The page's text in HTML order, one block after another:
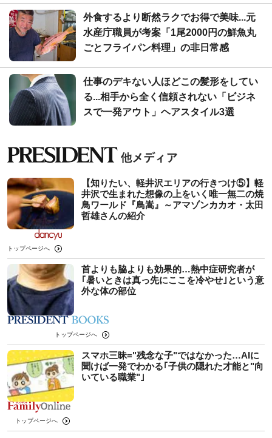
外食するより断然ラクでお得で美味...元
水産庁職員が考案「1尾2000円の鮮魚丸
ごとフライパン料理」の非日常感
仕事のデキない人ほどこの髪形をしてい
る...相手から全く信頼されない「ビジネ
スで一発アウト」ヘアスタイル3選
【知りたい、軽井沢エリアの行きつけ⑤】軽
井沢で生まれた想像の上をいく唯一無二の焼
鳥ワールド『鳥嵩』～アマゾンカカオ・太田
哲雄さんの紹介
トップページへ
首よりも脇よりも効果的…熱中症研究者が
｢暑いときは真っ先にここを冷やせ｣という意
外な体の部位
トップページへ
スマホ三昧="残念な子"ではなかった…AIに
聞けば一発でわかる｢子供の隠れた才能と"向
いている職業"｣
トップページへ